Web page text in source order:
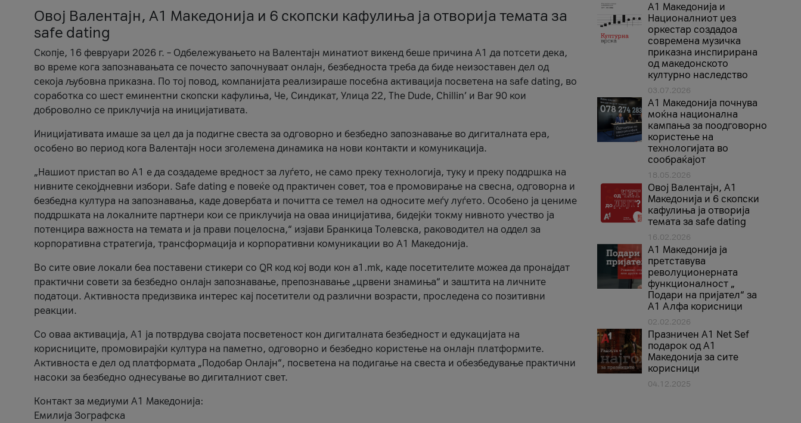
Овој Валентајн, A1 Македонија и 6 скопски кафулиња ја отворија темата за
safe dating
Скопје, 16 февруари 2026 г. – Одбележувањето на Валентајн минатиот викенд беше причина А1 да потсети дека,
во време кога запознавањата се почесто започнуваат онлајн, безбедноста треба да биде неизоставен дел од
секоја љубовна приказна. По тој повод, компанијата реализираше посебна активација посветена на safe dating, во
соработка со шест еминентни скопски кафулиња, Че, Синдикат, Улица 22, The Dude, Chillin’ и Bar 90 кои
доброволно се приклучија на иницијативата.
Иницијативата имаше за цел да ја подигне свеста за одговорно и безбедно запознавање во дигиталната ера,
особено во период кога Валентајн носи зголемена динамика на нови контакти и комуникација.
„Нашиот пристап во А1 е да создадеме вредност за луѓето, не само преку технологија, туку и преку поддршка на
нивните секојдневни избори. Safe dating е повеќе од практичен совет, тоа е промовирање на свесна, одговорна и
безбедна култура на запознавања, каде довербата и почитта се темел на односите меѓу луѓето. Особено ја цениме
поддршката на локалните партнери кои се приклучија на оваа иницијатива, бидејќи токму нивното учество ја
потенцира важноста на темата и ја прави поцелосна,“ изјави Бранкица Толевска, раководител на оддел за
корпоративна стратегија, трансформација и корпоративни комуникации во А1 Македонија.
Во сите овие локали беа поставени стикери со QR код кој води кон a1.mk, каде посетителите можеа да пронајдат
практични совети за безбедно онлајн запознавање, препознавање „црвени знамиња“ и заштита на личните
податоци. Активноста предизвика интерес кај посетители од различни возрасти, проследена со позитивни
реакции.
Со оваа активација, А1 ја потврдува својата посветеност кон дигиталната безбедност и едукацијата на
корисниците, промовирајќи култура на паметно, одговорно и безбедно користење на онлајн платформите.
Активноста е дел од платформата „Подобар Онлајн“, посветена на подигање на свеста и обезбедување практични
насоки за безбедно однесување во дигиталниот свет.
Контакт за медиуми А1 Македонија:
Емилија Зографска
А1 Македонија и
Националниот џез
оркестар создадоа
современа музичка
приказна инспирирана
од македонското
културно наследство
03.07.2026
A1 Македонија почнува
моќна национална
кампања за поодговорно
користење на
технологијата во
сообраќајот
18.05.2026
Овој Валентајн, A1
Македонија и 6 скопски
кафулиња ја отворија
темата за safe dating
16.02.2026
А1 Македонија ја
претставува
револуционерната
функционалност „
Подари на пријател“ за
А1 Алфа корисници
02.02.2026
Празничен A1 Net Sеf
подарок од А1
Македонија за сите
корисници
04.12.2025